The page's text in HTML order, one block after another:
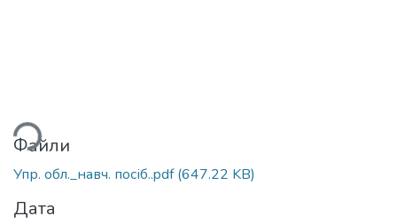
Файли
Упр. обл._навч. посіб..pdf(647.22 KB)
Дата